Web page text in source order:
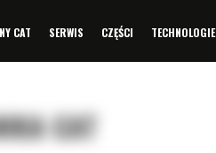
CAT SERWIS CZĘŚCI TECHNOLOGIE
CAT